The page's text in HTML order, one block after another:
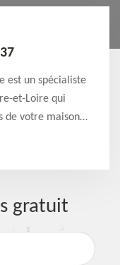
est un spécialiste
et-Loire qui
de votre maison
gratuit